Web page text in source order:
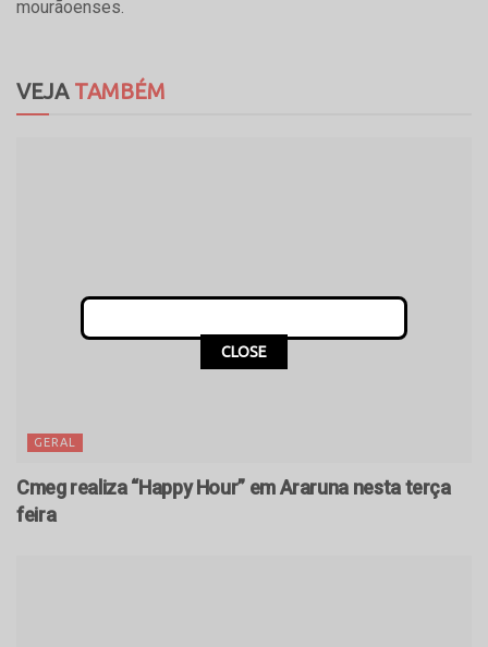
mourãoenses.
VEJATAMBÉM
GERAL
Cmeg realiza “Happy Hour” em Araruna nesta terça
feira
CLOSE